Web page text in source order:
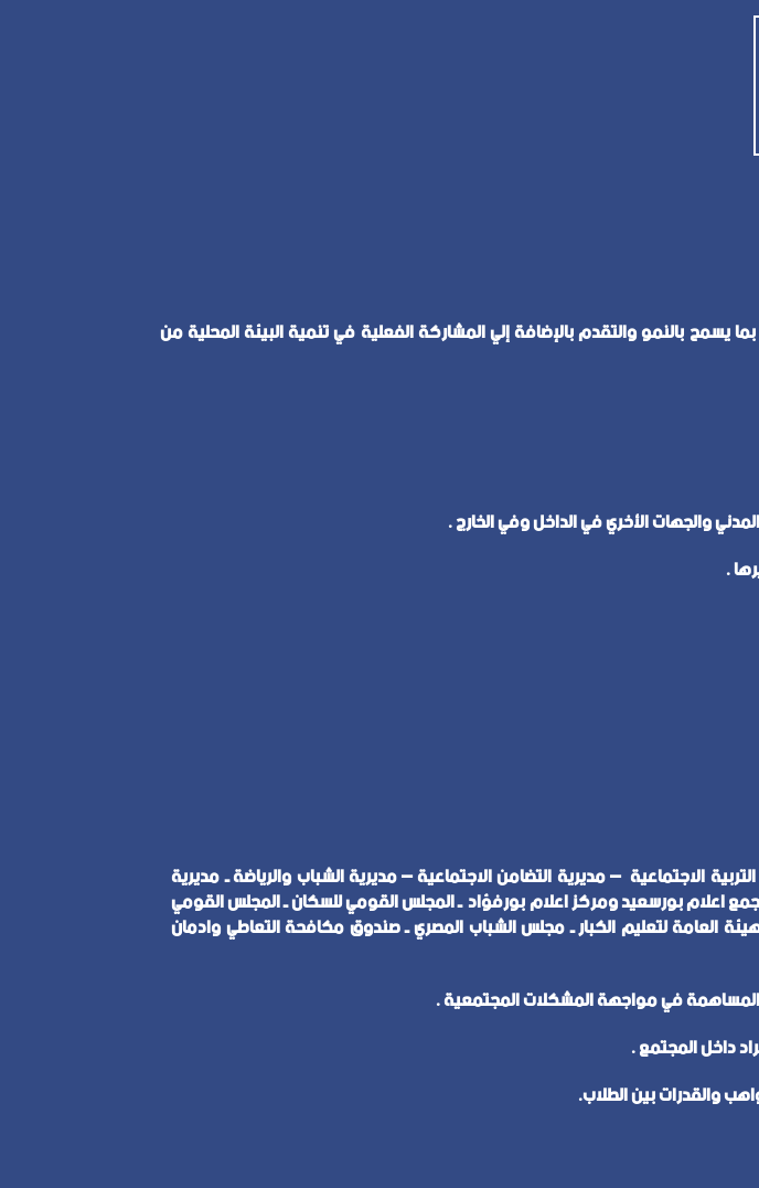
بالنمو والتقدم بالإضافة إلي المشاركة الفعلية في تنمية البيئة المحلية من
الاجتماعية – مديرية التضامن الاجتماعية – مديرية الشباب والرياضة ـ مديرية
اعلام بورسعيد ومركز اعلام بورفؤاد ـ المجلس القومي للسكان ـ المجلس القومي
العامة لتعليم الكبار ـ مجلس الشباب المصري ـ صندوق مكافحة التعاطي وادمان